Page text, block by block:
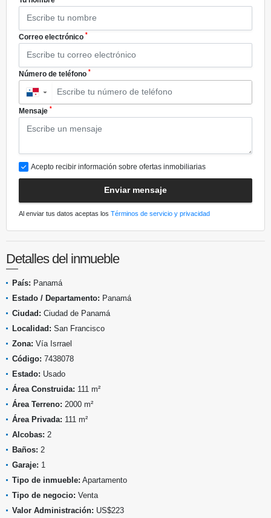
Correo electrónico *
Número de teléfono *
▼
Mensaje *
Acepto recibir información sobre ofertas inmobiliarias
Enviar mensaje
Al enviar tus datos aceptas los Términos de servicio y privacidad
Detalles del inmueble
País: Panamá
Estado / Departamento: Panamá
Ciudad: Ciudad de Panamá
Localidad: San Francisco
Zona: Vía Isrrael
Código: 7438078
Estado: Usado
Área Construida: 111 m²
Área Terreno: 2000 m²
Área Privada: 111 m²
Alcobas: 2
Baños: 2
Garaje: 1
Tipo de inmueble: Apartamento
Tipo de negocio: Venta
Valor Administración: US$223